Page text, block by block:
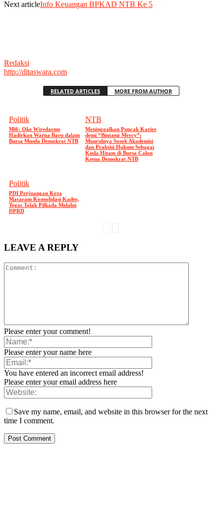
Next articleInfo Keuangan BPKAD NTB Ke 5
Redaksi
http://ditaswara.com
RELATED ARTICLES MORE FROM AUTHOR
Politik
Mi6: Oke Wiredarme
Hadirkan Warna Baru dalam
Bursa Musda Demokrat NTB
NTB
Meninggalkan Puncak Karier
demi “Bintang Mercy”:
Munculnya Sosok Akademisi
dan Praktisi Hukum Sebagai
Kuda Hitam di Bursa Calon
Ketua Demokrat NTB
Politik
PDI Perjuangan Kota
Mataram Konsolidasi Kader,
Tegas Tolak Pilkada Melalui
DPRD
LEAVE A REPLY
Please enter your comment!
Please enter your name here
You have entered an incorrect email address!
Please enter your email address here
Save my name, email, and website in this browser for the next
time I comment.